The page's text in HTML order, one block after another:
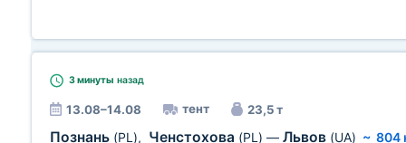
3 минуты назад
13.08–14.08 тент 23,5 т
Познань (PL), Ченстохова (PL) — Львов (UA) ~ 804